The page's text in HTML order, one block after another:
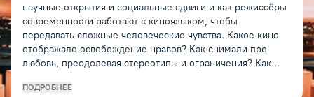
научные открытия и социальные сдвиги и как режиссёры
современности работают с киноязыком, чтобы
передавать сложные человеческие чувства. Какое кино
отображало освобождение нравов? Как снимали про
любовь, преодолевая стереотипы и ограничения? Как...
ПОДРОБНЕЕ